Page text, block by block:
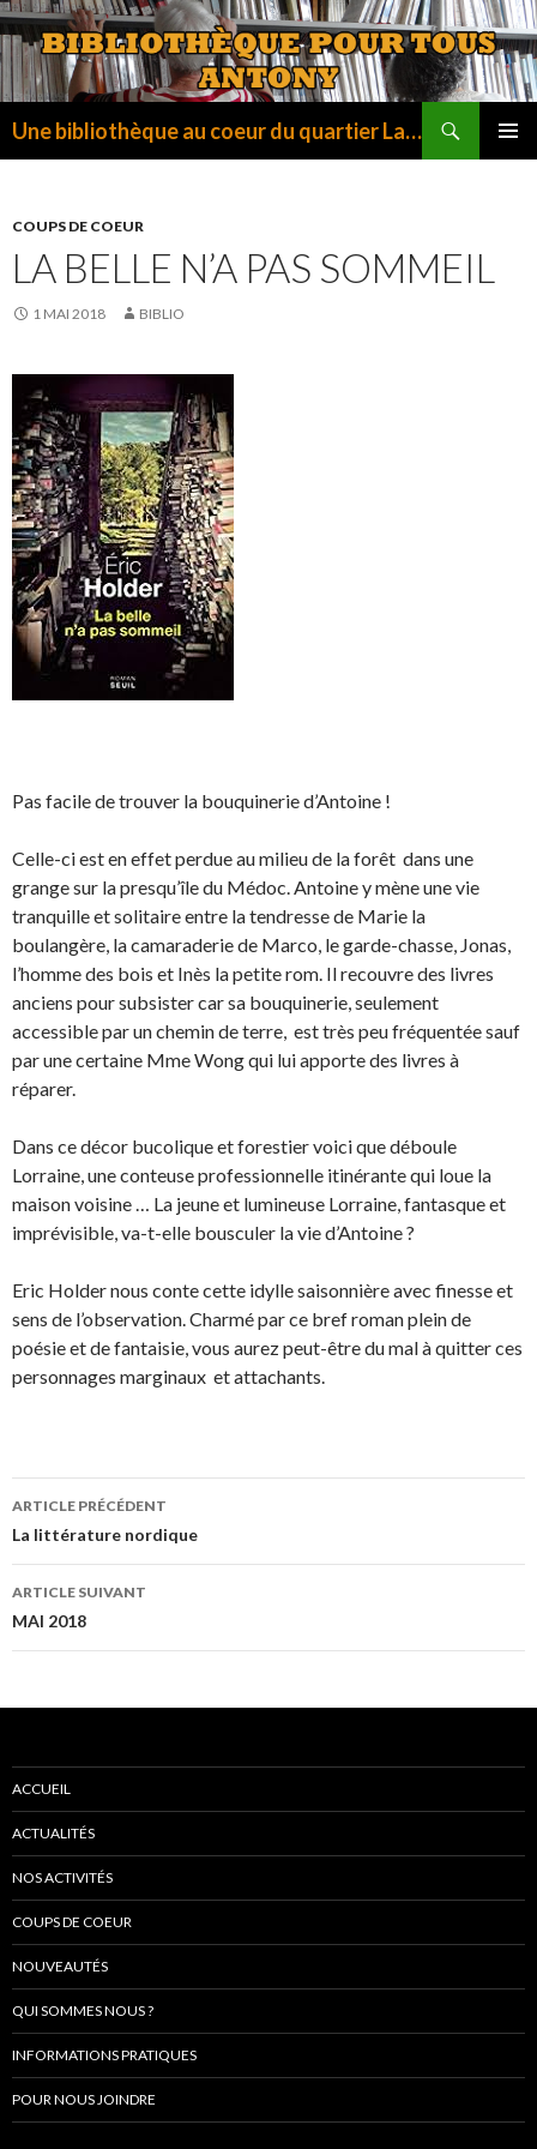
Une bibliothèque au coeur du quartier La Fontaine
COUPS DE COEUR
LA BELLE N’A PAS SOMMEIL
1 MAI 2018 BIBLIO
Pas facile de trouver la bouquinerie d’Antoine !
Celle-ci est en effet perdue au milieu de la forêt dans une
grange sur la presqu’île du Médoc. Antoine y mène une vie
tranquille et solitaire entre la tendresse de Marie la
boulangère, la camaraderie de Marco, le garde-chasse, Jonas,
l’homme des bois et Inès la petite rom. Il recouvre des livres
anciens pour subsister car sa bouquinerie, seulement
accessible par un chemin de terre, est très peu fréquentée sauf
par une certaine Mme Wong qui lui apporte des livres à
réparer.
Dans ce décor bucolique et forestier voici que déboule
Lorraine, une conteuse professionnelle itinérante qui loue la
maison voisine … La jeune et lumineuse Lorraine, fantasque et
imprévisible, va-t-elle bousculer la vie d’Antoine ?
Eric Holder nous conte cette idylle saisonnière avec finesse et
sens de l’observation. Charmé par ce bref roman plein de
poésie et de fantaisie, vous aurez peut-être du mal à quitter ces
personnages marginaux et attachants.
Navigation
des
articles
ARTICLE PRÉCÉDENT
La littérature nordique
ARTICLE SUIVANT
MAI 2018
ACCUEIL
ACTUALITÉS
NOS ACTIVITÉS
COUPS DE COEUR
NOUVEAUTÉS
QUI SOMMES NOUS ?
INFORMATIONS PRATIQUES
POUR NOUS JOINDRE